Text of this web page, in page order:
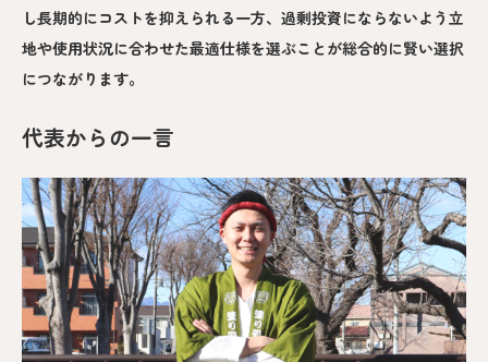
し長期的にコストを抑えられる一方、過剰投資にならないよう立
地や使用状況に合わせた最適仕様を選ぶことが総合的に賢い選択
につながります。
代表からの一言